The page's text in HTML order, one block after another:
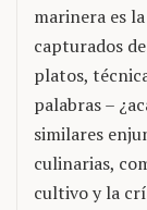
marinera es
capturados
platos,
palabras –
similares
culinarias,
cultivo y la